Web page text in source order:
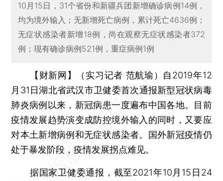
10月15日，31个省份和新疆兵团新增确诊病例14例，
均为境外输入；无新增死亡病例，累计死亡4636例；
无症状感染者新增18例，尚在观察无症状感染者372
例；现有确诊病例521例，重症病例1例
【财新网】（实习记者 范航瑜） 自2019年12
月31日湖北省武汉市卫健委首次通报新型冠状病毒
肺炎病例以来，新冠病患一度遍布中国各地。目前
疫情发展趋势演变成防控境外输入的同时，又要应
对本土新增病例和无症状感染者。国外新冠疫情仍
处于暴发阶段，疫情发展拐点难见。
据国家卫健委通报，截至2021年10月15日24